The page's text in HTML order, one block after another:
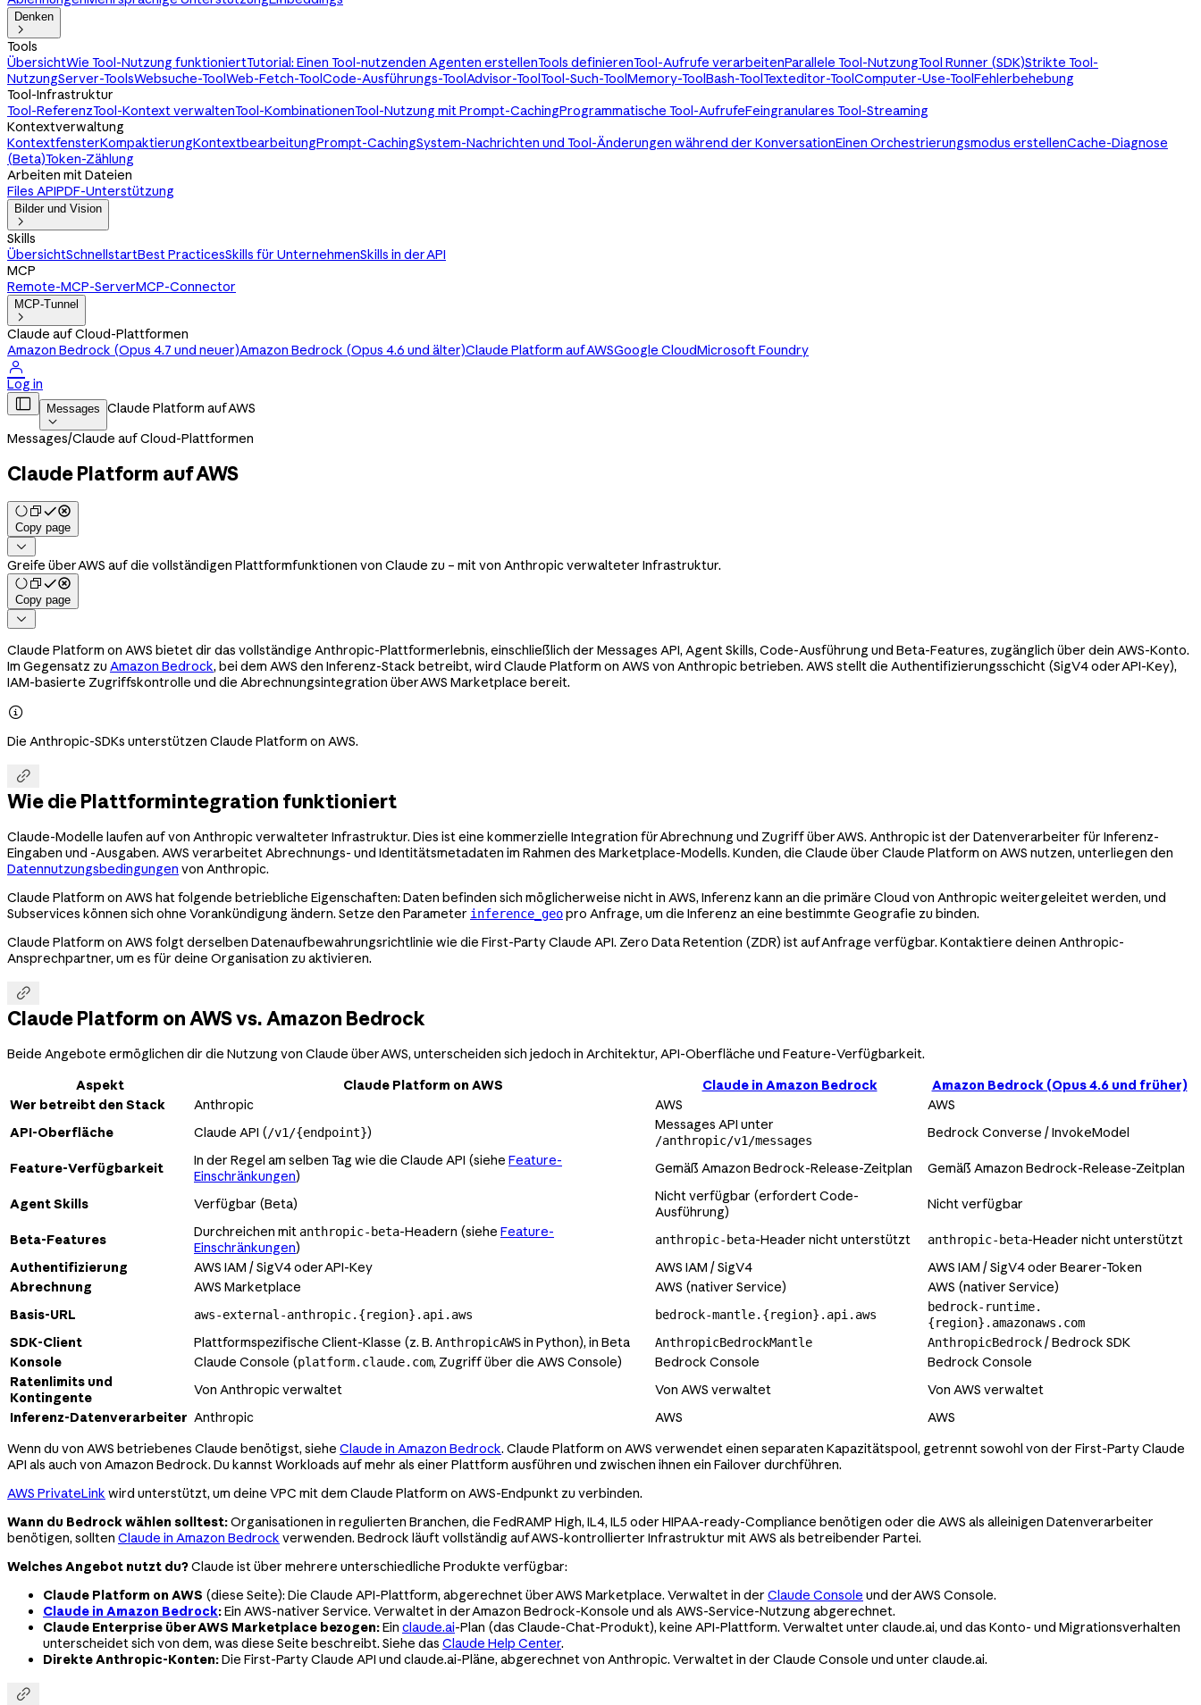
Denken

Tools
ÜbersichtWie Tool-Nutzung funktioniertTutorial: Einen Tool-nutzenden Agenten erstellenTools definierenTool-Aufrufe verarbeitenParallele Tool-NutzungTool Runner (SDK)Strikte Tool-
NutzungServer-ToolsWebsuche-ToolWeb-Fetch-ToolCode-Ausführungs-ToolAdvisor-ToolTool-Such-ToolMemory-ToolBash-ToolTexteditor-ToolComputer-Use-ToolFehlerbehebung
Tool-Infrastruktur
Tool-ReferenzTool-Kontext verwaltenTool-KombinationenTool-Nutzung mit Prompt-CachingProgrammatische Tool-AufrufeFeingranulares Tool-Streaming
Kontextverwaltung
KontextfensterKompaktierungKontextbearbeitungPrompt-CachingSystem-Nachrichten und Tool-Änderungen während der KonversationEinen Orchestrierungsmodus erstellenCache-Diagnose
(Beta)Token-Zählung
Arbeiten mit Dateien
Files APIPDF-Unterstützung
Bilder und Vision

Skills
ÜbersichtSchnellstartBest PracticesSkills für UnternehmenSkills in der API
MCP
Remote-MCP-ServerMCP-Connector
MCP-Tunnel

Claude auf Cloud-Plattformen
Amazon Bedrock (Opus 4.7 und neuer)Amazon Bedrock (Opus 4.6 und älter)Claude Platform auf AWSGoogle CloudMicrosoft Foundry

Log in
 Messages

Claude Platform auf AWS
Messages/Claude auf Cloud-Plattformen
Claude Platform auf AWS
Copy page

Greife über AWS auf die vollständigen Plattformfunktionen von Claude zu – mit von Anthropic verwalteter Infrastruktur.
Copy page

Claude Platform on AWS bietet dir das vollständige Anthropic-Plattformerlebnis, einschließlich der Messages API, Agent Skills, Code-Ausführung und Beta-Features, zugänglich über dein AWS-Konto.
Im Gegensatz zu Amazon Bedrock, bei dem AWS den Inferenz-Stack betreibt, wird Claude Platform on AWS von Anthropic betrieben. AWS stellt die Authentifizierungsschicht (SigV4 oder API-Key),
IAM-basierte Zugriffskontrolle und die Abrechnungsintegration über AWS Marketplace bereit.

Die Anthropic-SDKs unterstützen Claude Platform on AWS.

Wie die Plattformintegration funktioniert
Claude-Modelle laufen auf von Anthropic verwalteter Infrastruktur. Dies ist eine kommerzielle Integration für Abrechnung und Zugriff über AWS. Anthropic ist der Datenverarbeiter für Inferenz-
Eingaben und -Ausgaben. AWS verarbeitet Abrechnungs- und Identitätsmetadaten im Rahmen des Marketplace-Modells. Kunden, die Claude über Claude Platform on AWS nutzen, unterliegen den
Datennutzungsbedingungen von Anthropic.
Claude Platform on AWS hat folgende betriebliche Eigenschaften: Daten befinden sich möglicherweise nicht in AWS, Inferenz kann an die primäre Cloud von Anthropic weitergeleitet werden, und
Subservices können sich ohne Vorankündigung ändern. Setze den Parameter inference_geopro Anfrage, um die Inferenz an eine bestimmte Geografie zu binden.
Claude Platform on AWS folgt derselben Datenaufbewahrungsrichtlinie wie die First-Party Claude API. Zero Data Retention (ZDR) ist auf Anfrage verfügbar. Kontaktiere deinen Anthropic-
Ansprechpartner, um es für deine Organisation zu aktivieren.

Claude Platform on AWS vs. Amazon Bedrock
Beide Angebote ermöglichen dir die Nutzung von Claude über AWS, unterscheiden sich jedoch in Architektur, API-Oberfläche und Feature-Verfügbarkeit.
Aspekt
Claude Platform on AWS Claude in Amazon Bedrock
Amazon Bedrock (Opus 4.6 und früher)
Wer betreibt den Stack
Anthropic AWS
AWS
API-Oberfläche
Claude API (/v1/{endpoint}) Messages API unter
/anthropic/v1/messages Bedrock Converse / InvokeModel
Feature-Verfügbarkeit In der Regel am selben Tag wie die Claude API (siehe Feature-
Einschränkungen) Gemäß Amazon Bedrock-Release-Zeitplan Gemäß Amazon Bedrock-Release-Zeitplan
Agent Skills Verfügbar (Beta)
Nicht verfügbar (erfordert Code-
Ausführung)
Nicht verfügbar
Beta-Features Durchreichen mit anthropic-beta-Headern (siehe Feature-
Einschränkungen) anthropic-beta-Header nicht unterstützt anthropic-beta-Header nicht unterstützt
Authentifizierung
AWS IAM / SigV4 oder API-Key AWS IAM / SigV4
AWS IAM / SigV4 oder Bearer-Token
Abrechnung
AWS Marketplace AWS (nativer Service)
AWS (nativer Service)
Basis-URL
aws-external-anthropic.{region}.api.aws bedrock-mantle.{region}.api.aws
bedrock-runtime.
{region}.amazonaws.com
SDK-Client Plattformspezifische Client-Klasse (z. B. AnthropicAWSin Python), in Beta AnthropicBedrockMantle AnthropicBedrock/ Bedrock SDK
Konsole
Claude Console (platform.claude.com, Zugriff über die AWS Console) Bedrock Console
Bedrock Console
Ratenlimits und
Kontingente
Von Anthropic verwaltet Von AWS verwaltet
Von AWS verwaltet
Inferenz-Datenverarbeiter Anthropic AWS
AWS
Wenn du von AWS betriebenes Claude benötigst, siehe Claude in Amazon Bedrock. Claude Platform on AWS verwendet einen separaten Kapazitätspool, getrennt sowohl von der First-Party Claude
API als auch von Amazon Bedrock. Du kannst Workloads auf mehr als einer Plattform ausführen und zwischen ihnen ein Failover durchführen.
AWS PrivateLink wird unterstützt, um deine VPC mit dem Claude Platform on AWS-Endpunkt zu verbinden.
Wann du Bedrock wählen solltest:Organisationen in regulierten Branchen, die FedRAMP High, IL4, IL5 oder HIPAA-ready-Compliance benötigen oder die AWS als alleinigen Datenverarbeiter
benötigen, sollten Claude in Amazon Bedrock verwenden. Bedrock läuft vollständig auf AWS-kontrollierter Infrastruktur mit AWS als betreibender Partei.
Welches Angebot nutzt du?Claude ist über mehrere unterschiedliche Produkte verfügbar:
Claude Platform on AWS (diese Seite): Die Claude API-Plattform, abgerechnet über AWS Marketplace. Verwaltet in der Claude Console und der AWS Console.
Claude in Amazon Bedrock:Ein AWS-nativer Service. Verwaltet in der Amazon Bedrock-Konsole und als AWS-Service-Nutzung abgerechnet.
Claude Enterprise über AWS Marketplace bezogen:Ein claude.ai-Plan (das Claude-Chat-Produkt), keine API-Plattform. Verwaltet unter claude.ai, und das Konto- und Migrationsverhalten
unterscheidet sich von dem, was diese Seite beschreibt. Siehe das Claude Help Center.
Direkte Anthropic-Konten:Die First-Party Claude API und claude.ai-Pläne, abgerechnet von Anthropic. Verwaltet in der Claude Console und unter claude.ai.
